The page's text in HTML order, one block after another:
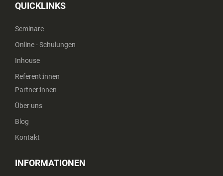
QUICKLINKS
Seminare
Online - Schulungen
Inhouse
Referent:innen
Partner:innen
Über uns
Blog
Kontakt
INFORMATIONEN